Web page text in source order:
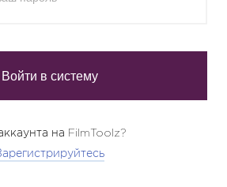
на FilmToolz?